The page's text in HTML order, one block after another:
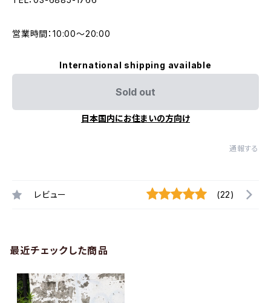
営業時間：10:00〜20:00
International shipping available
Sold out
日本国内にお住まいの方向け
通報する
レビュー (22)
最近チェックした商品